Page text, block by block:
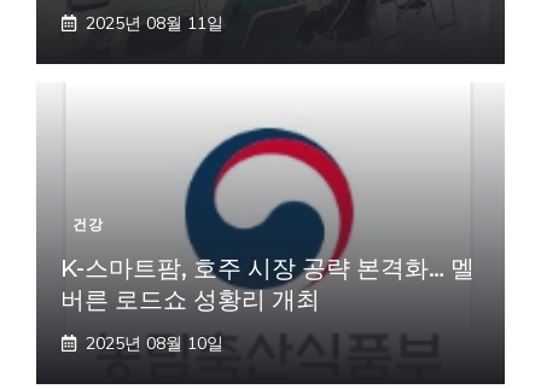
2025년 08월 11일
건강
K-스마트팜, 호주 시장 공략 본격화… 멜
버른 로드쇼 성황리 개최
2025년 08월 10일